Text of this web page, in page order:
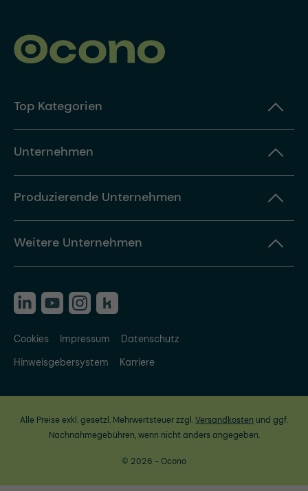
Top Kategorien
Unternehmen
Produzierende Unternehmen
Weitere Unternehmen
Cookies Impressum
Datenschutz
Hinweisgebersystem
Karriere
Alle Preise exkl. gesetzl. Mehrwertsteuer zzgl.Versandkosten und ggf.
Nachnahmegebühren, wenn nicht anders angegeben.
© 2026 - Ocono